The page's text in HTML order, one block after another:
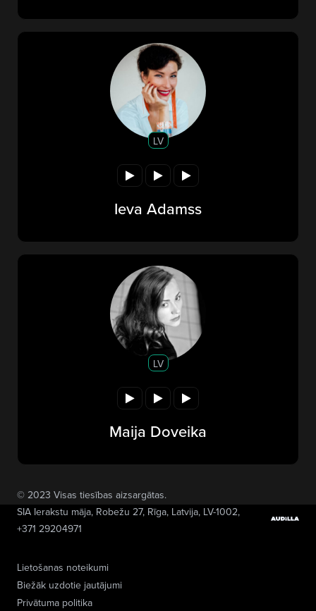
LV
Ieva Adamss
LV
Maija Doveika
Lietošanas noteikumi
Biežāk uzdotie jautājumi
Privātuma politika
© 2023 Visas tiesības aizsargātas.
SIA Ierakstu māja, Robežu 27, Rīga, Latvija, LV-1002,
+371 29204971